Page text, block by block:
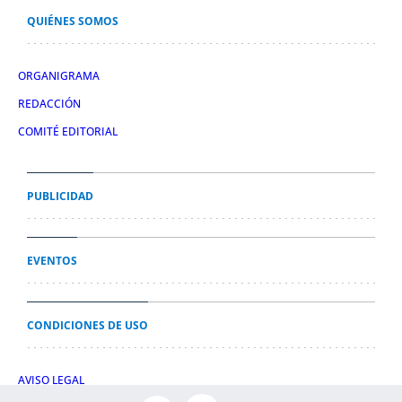
QUIÉNES SOMOS
ORGANIGRAMA
REDACCIÓN
COMITÉ EDITORIAL
PUBLICIDAD
EVENTOS
CONDICIONES DE USO
AVISO LEGAL